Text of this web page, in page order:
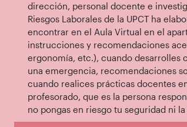
dirección, personal docente e
Riesgos Laborales de la UPCT ha
encontrar en el Aula Virtual en el
instrucciones y recomendaciones
ergonomía, etc.), cuando desarrolles
una emergencia, recomendaciones
cuando realices prácticas docentes
profesorado, que es la persona
no pongas en riesgo tu seguridad ni